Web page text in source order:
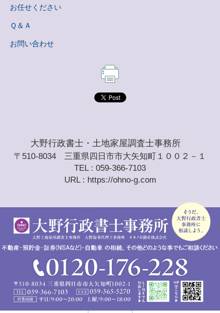
お任せください
Ｑ＆Ａ
お問い合わせ
大野行政書士・土地家屋調査士事務所
〒510-8034 三重県四日市市大矢知町１００２－１
TEL : 059-366-7103
URL : https://ohno-g.com